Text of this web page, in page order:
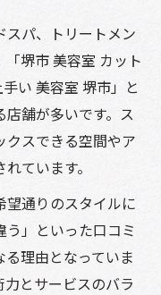
スパ、トリートメン
堺市 美容室 カット
い 美容室 堺市」と
舗が多いです。ス
クスできる空間やア
ています。
望通りのスタイルに
」といった口コミ
理由となっていま
とサービスのバラ